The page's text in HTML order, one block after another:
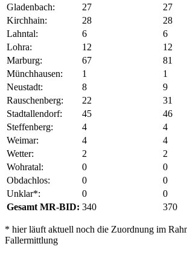
Gladenbach:
27
27
Kirchhain:
28
28
Lahntal:
6
6
Lohra:
12
12
Marburg:
67
81
Münchhausen:
1
1
Neustadt:
8
9
Rauschenberg:
22
31
Stadtallendorf:
45
46
Steffenberg:
4
4
Weimar:
4
4
Wetter:
2
2
Wohratal:
0
0
Obdachlos:
0
0
Unklar*:
0
0
Gesamt MR-BID: 340 370
* hier läuft aktuell noch die Zuordnung im
Fallermittlung